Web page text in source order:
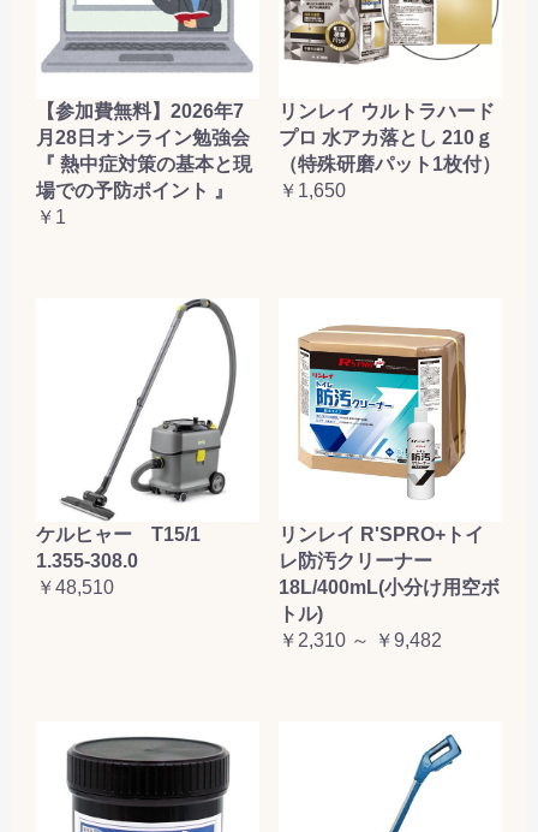
【参加費無料】2026年7
月28日オンライン勉強会
『 熱中症対策の基本と現
場での予防ポイント 』
￥1
リンレイ ウルトラハード
プロ 水アカ落とし 210ｇ
（特殊研磨パット1枚付）
￥1,650
ケルヒャー T15/1
1.355-308.0
￥48,510
リンレイ R'SPRO+トイ
レ防汚クリーナー
18L/400mL(小分け用空ボ
トル)
￥2,310 ～ ￥9,482